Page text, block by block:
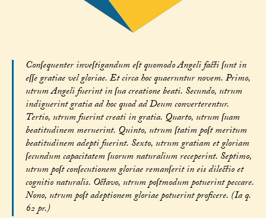
Conſequenter inveſtigandum eſt quomodo Angeli facti ſunt in
eſſe gratiae vel gloriae. Et circa hoc quaeruntur novem. Primo,
utrum Angeli fuerint in ſua creatione beati. Secundo, utrum
indiguerint gratia ad hoc quod ad Deum converterentur.
Tertio, utrum fuerint creati in gratia. Quarto, utrum ſuam
beatitudinem meruerint. Quinto, utrum ſtatim poſt meritum
beatitudinem adepti fuerint. Sexto, utrum gratiam et gloriam
ſecundum capacitatem ſuorum naturalium receperint. Septimo,
utrum poſt conſecutionem gloriae remanſerit in eis dilectio et
cognitio naturalis. Octavo, utrum poſtmodum potuerint peccare.
Nono, utrum poſt adeptionem gloriae potuerint proficere. (Ia q.
62 pr.)